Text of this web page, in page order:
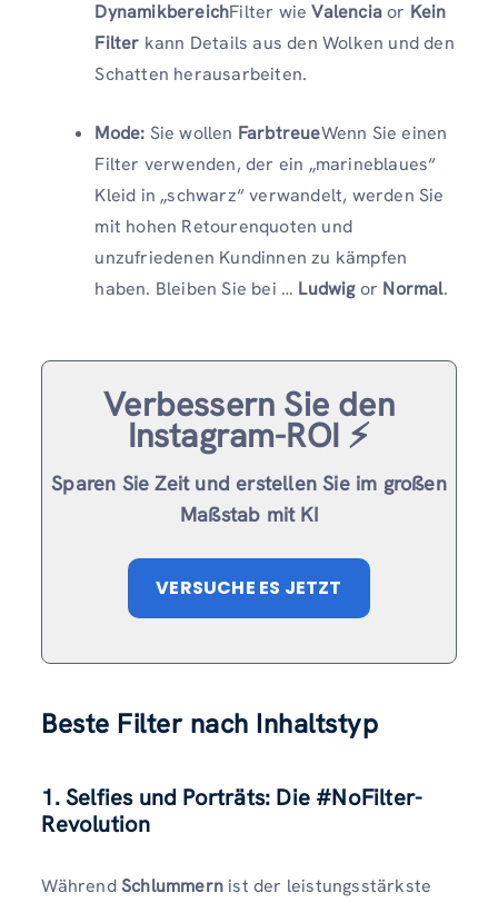
DynamikbereichFilter wieValenciaor Kein
Filter kann Details aus den Wolken und den
Schatten herausarbeiten.
Mode: Sie wollen FarbtreueWenn Sie einen
Filter verwenden, der ein „marineblaues“
Kleid in „schwarz“ verwandelt, werden Sie
mit hohen Retourenquoten und
unzufriedenen Kundinnen zu kämpfen
haben. Bleiben Sie bei … Ludwigor Normal.
Verbessern Sie den
Instagram-ROI ⚡️
Sparen Sie Zeit und erstellen Sie im großen
Maßstab mit KI
VERSUCHE ES JETZT
Beste Filter nach Inhaltstyp
1. Selfies und Porträts: Die #NoFilter-
Revolution
WährendSchlummern ist der leistungsstärkste